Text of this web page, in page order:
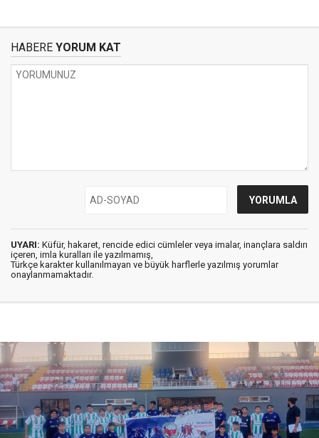
HABERE YORUM KAT
UYARI: Küfür, hakaret, rencide edici cümleler veya imalar, inançlara saldırı
içeren, imla kuralları ile yazılmamış,
Türkçe karakter kullanılmayan ve büyük harflerle yazılmış yorumlar
onaylanmamaktadır.